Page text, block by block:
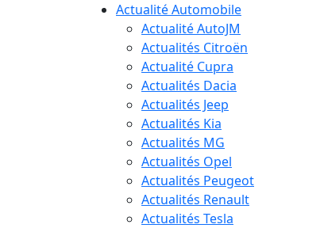
Actualité Automobile
Actualité AutoJM
Actualités Citroën
Actualité Cupra
Actualités Dacia
Actualités Jeep
Actualités Kia
Actualités MG
Actualités Opel
Actualités Peugeot
Actualités Renault
Actualités Tesla